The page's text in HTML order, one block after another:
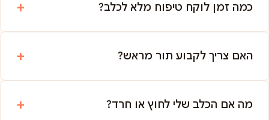
כמה זמן לוקח טיפוח מלא לכלב?
האם צריך לקבוע תור מראש?
מה אם הכלב שלי לחוץ או חרד?